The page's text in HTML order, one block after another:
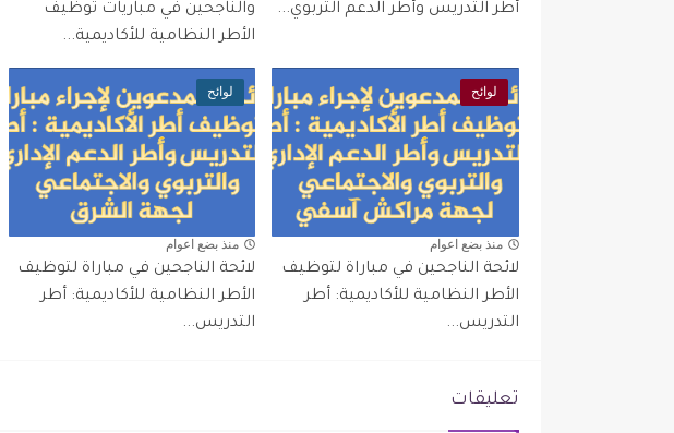
أطر التدريس وأطر الدعم التربوي...
والناجحين في مباريات توظيف
الأطر النظامية للأكاديمية...
لوائح
منذ بضع اعوام
لائحة الناجحين في مباراة لتوظيف
الأطر النظامية للأكاديمية: أطر
التدريس...
لوائح
منذ بضع اعوام
لائحة الناجحين في مباراة لتوظيف
الأطر النظامية للأكاديمية: أطر
التدريس...
تعليقات